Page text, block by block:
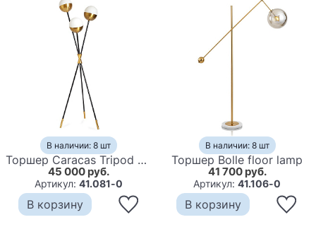
В наличии: 8 шт
Торшер Caracas Tripod Floor Lamp
45 000 руб.
Артикул:41.081-0
В корзину
В наличии: 8 шт
Торшер Bolle floor lamp
41 700 руб.
Артикул:41.106-0
В корзину